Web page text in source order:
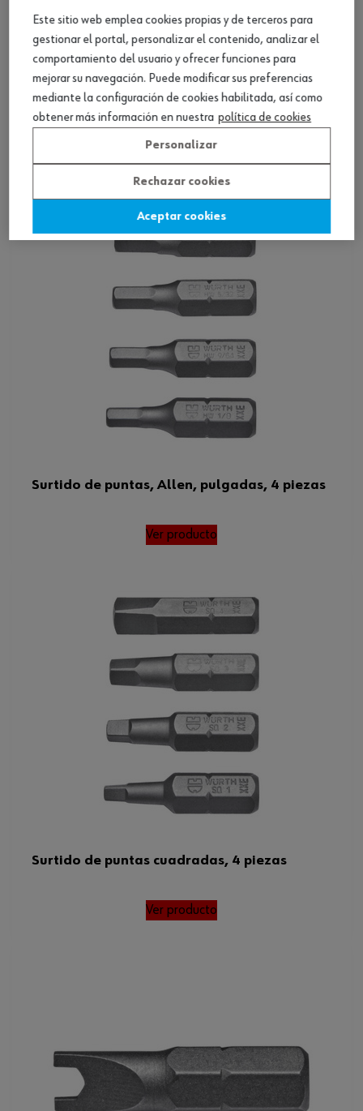
Surtido de puntas, Torq, 3 piezas
Surtido de puntas, Allen, pulgadas, 4 piezas
Ver producto
Surtido de puntas cuadradas, 4 piezas
Ver producto
Este sitio web emplea cookies propias y de terceros para
gestionar el portal, personalizar el contenido, analizar el
comportamiento del usuario y ofrecer funciones para
mejorar su navegación. Puede modificar sus preferencias
mediante la configuración de cookies habilitada, así como
obtener más información en nuestra política de cookies
Personalizar
Rechazar cookies
Aceptar cookies